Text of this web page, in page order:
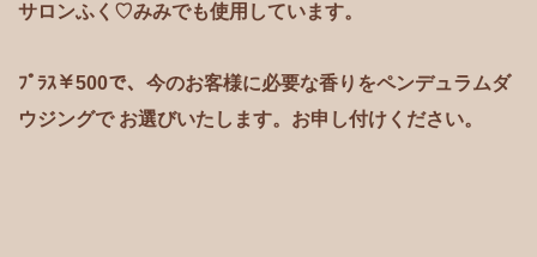
サロンふく♡みみでも使用しています。
ﾌﾟﾗｽ￥500で、今のお客様に必要な香りをペンデュラムダ
ウジングで お選びいたします。お申し付けください。